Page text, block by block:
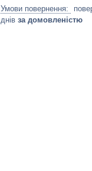
днів за домовленістю